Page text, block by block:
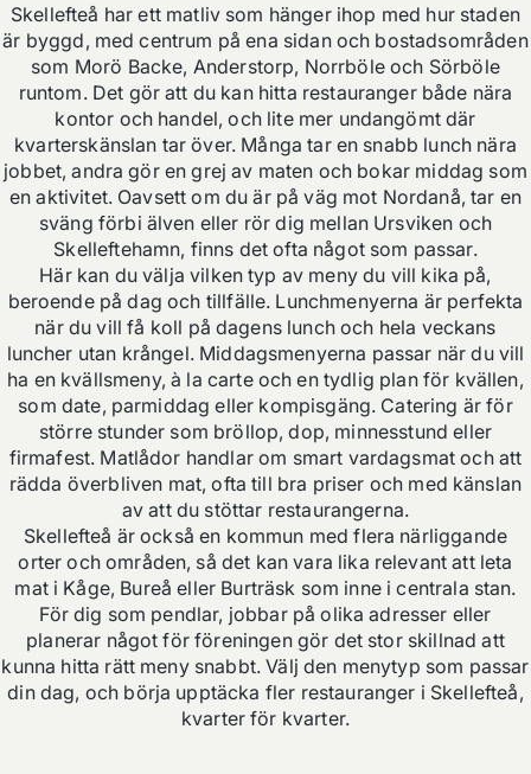
Skellefteå har ett matliv som hänger ihop med hur staden
är byggd, med centrum på ena sidan och bostadsområden
som Morö Backe, Anderstorp, Norrböle och Sörböle
runtom. Det gör att du kan hitta restauranger både nära
kontor och handel, och lite mer undangömt där
kvarterskänslan tar över. Många tar en snabb lunch nära
jobbet, andra gör en grej av maten och bokar middag som
en aktivitet. Oavsett om du är på väg mot Nordanå, tar en
sväng förbi älven eller rör dig mellan Ursviken och
Skelleftehamn, finns det ofta något som passar.
Här kan du välja vilken typ av meny du vill kika på,
beroende på dag och tillfälle. Lunchmenyerna är perfekta
när du vill få koll på dagens lunch och hela veckans
luncher utan krångel. Middagsmenyerna passar när du vill
ha en kvällsmeny, à la carte och en tydlig plan för kvällen,
som date, parmiddag eller kompisgäng. Catering är för
större stunder som bröllop, dop, minnesstund eller
firmafest. Matlådor handlar om smart vardagsmat och att
rädda överbliven mat, ofta till bra priser och med känslan
av att du stöttar restaurangerna.
Skellefteå är också en kommun med flera närliggande
orter och områden, så det kan vara lika relevant att leta
mat i Kåge, Bureå eller Burträsk som inne i centrala stan.
För dig som pendlar, jobbar på olika adresser eller
planerar något för föreningen gör det stor skillnad att
kunna hitta rätt meny snabbt. Välj den menytyp som passar
din dag, och börja upptäcka fler restauranger i Skellefteå,
kvarter för kvarter.